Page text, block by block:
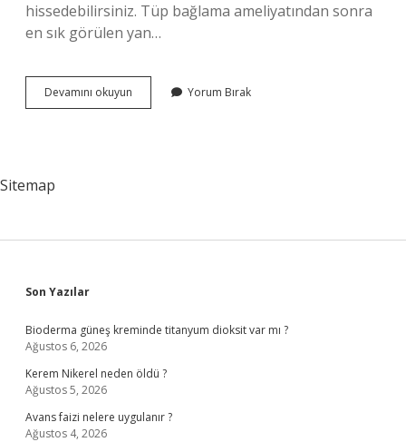
hissedebilirsiniz. Tüp bağlama ameliyatından sonra
en sık görülen yan…
Devamını okuyun Kordonlar
Bağlıyken
Yorum Bırak
Sitemap
Sidebar
Son Yazılar
Bioderma güneş kreminde titanyum dioksit var mı ?
Ağustos 6, 2026
Kerem Nikerel neden öldü ?
Ağustos 5, 2026
Avans faizi nelere uygulanır ?
Ağustos 4, 2026